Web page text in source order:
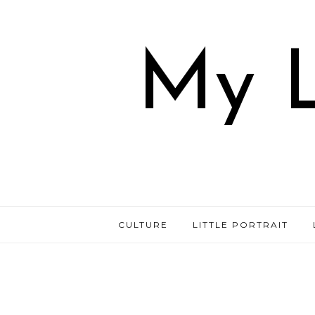
My
CULTURE LITTLE PORTRAIT